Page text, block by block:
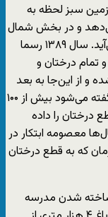
و زمین سبز لحظه به
و در بخش شمال
غربی زمین هم یک پارکینگ خودرو به وجود می‌آید. سال ۱۳۸۹ رسما
درختان و
و از این‌جا به بعد
باغ ۴ هزار متری از زمین اصلی جدا شده‌است. گفته می‌شود بیش از ۱۰۰
درختان را داده
معصومه ابتکار در
که به قطع درختان
ساخته شدن مدرسه